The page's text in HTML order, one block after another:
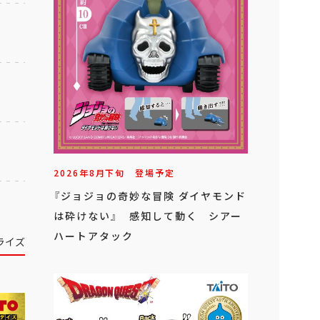
イズ
2026年8月下旬 登場予定
『ジョジョの奇妙な冒険 ダイヤモンド
は砕けない』 感知して動く シアー
ハートアタック